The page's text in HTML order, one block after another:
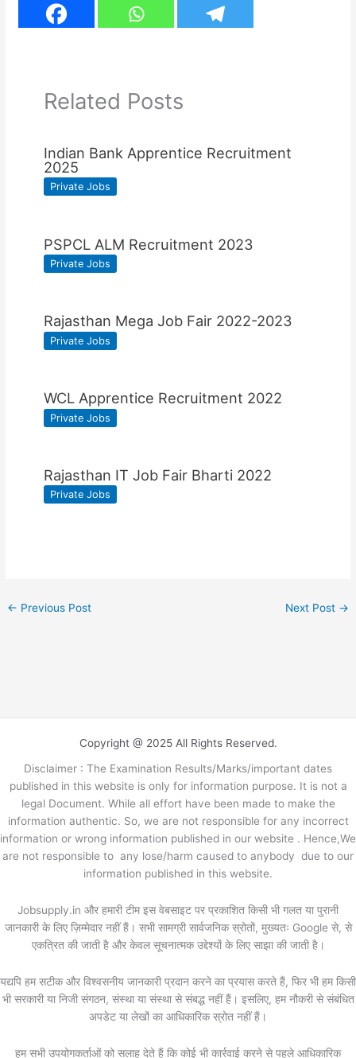
Related Posts
Indian Bank Apprentice Recruitment
2025
Private Jobs
PSPCL ALM Recruitment 2023
Private Jobs
Rajasthan Mega Job Fair 2022-2023
Private Jobs
WCL Apprentice Recruitment 2022
Private Jobs
Rajasthan IT Job Fair Bharti 2022
Private Jobs
← Previous Post Next Post →
Copyright @ 2025 All Rights Reserved.
Disclaimer : The Examination Results/Marks/important dates
published in this website is only for information purpose. It is not a
legal Document. While all effort have been made to make the
information authentic. So, we are not responsible for any incorrect
information or wrong information published in our website . Hence,We
are not responsible to any lose/harm caused to anybody due to our
information published in this website.
Jobsupply.in और हमारी टीम इस वेबसाइट पर प्रकाशित किसी भी गलत या पुरानी
जानकारी के लिए ज़िम्मेदार नहीं हैं। सभी सामग्री सार्वजनिक स्रोतों, मुख्यतः Google से, से
एकत्रित की जाती है और केवल सूचनात्मक उद्देश्यों के लिए साझा की जाती है।
यद्यपि हम सटीक और विश्वसनीय जानकारी प्रदान करने का प्रयास करते हैं, फिर भी हम किसी
भी सरकारी या निजी संगठन, संस्था या संस्था से संबद्ध नहीं हैं। इसलिए, हम नौकरी से संबंधित
अपडेट या लेखों का आधिकारिक स्रोत नहीं हैं।
हम सभी उपयोगकर्ताओं को सलाह देते हैं कि कोई भी कार्रवाई करने से पहले आधिकारिक